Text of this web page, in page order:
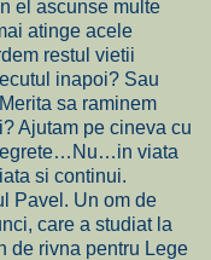
el ascunse multe
atinge acele
restul vietii
inapoi? Sau
sa raminem
Ajutam pe cineva cu
viata
si continui.
Pavel. Un om de
care a studiat la
de rivna pentru Lege